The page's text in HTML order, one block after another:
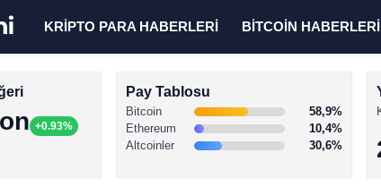
KRİPTO PARA HABERLERİ BİTCOİN HABERLERİ
+0.93%
Pay Tablosu
Bitcoin
58,9%
Ethereum
10,4%
Altcoinler
30,6%